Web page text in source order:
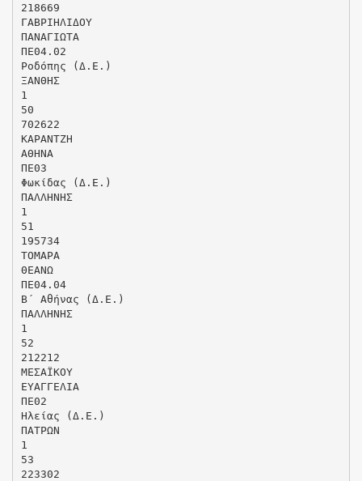
218669
ΓΑΒΡΙΗΛΙΔΟΥ
ΠΑΝΑΓΙΩΤΑ
ΠΕ04.02
Ροδόπης (Δ.Ε.)
ΞΑΝΘΗΣ
1
50
702622
ΚΑΡΑΝΤΖΗ
ΑΘΗΝΑ
ΠΕ03
Φωκίδας (Δ.Ε.)
ΠΑΛΛΗΝΗΣ
1
51
195734
ΤΟΜΑΡΑ
ΘΕΑΝΩ
ΠΕ04.04
Β΄ Αθήνας (Δ.Ε.)
ΠΑΛΛΗΝΗΣ
1
52
212212
ΜΕΣΑΪΚΟΥ
ΕΥΑΓΓΕΛΙΑ
ΠΕ02
Ηλείας (Δ.Ε.)
ΠΑΤΡΩΝ
1
53
223302